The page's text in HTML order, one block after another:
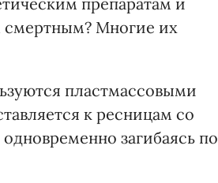
смертным? Многие их
пластмассовыми
к ресницам со
загибаясь по